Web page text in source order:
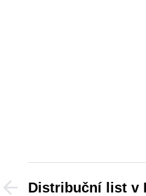
Distribuční list v